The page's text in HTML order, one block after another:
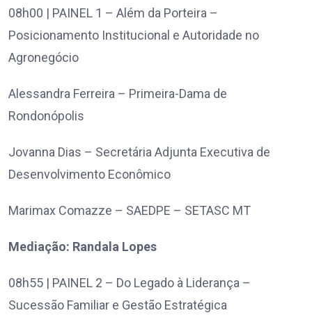
08h00 | PAINEL 1 – Além da Porteira –
Posicionamento Institucional e Autoridade no
Agronegócio
Alessandra Ferreira – Primeira-Dama de
Rondonópolis
Jovanna Dias – Secretária Adjunta Executiva de
Desenvolvimento Econômico
Marimax Comazze – SAEDPE – SETASC MT
Mediação: Randala Lopes
08h55 | PAINEL 2 – Do Legado à Liderança –
Sucessão Familiar e Gestão Estratégica